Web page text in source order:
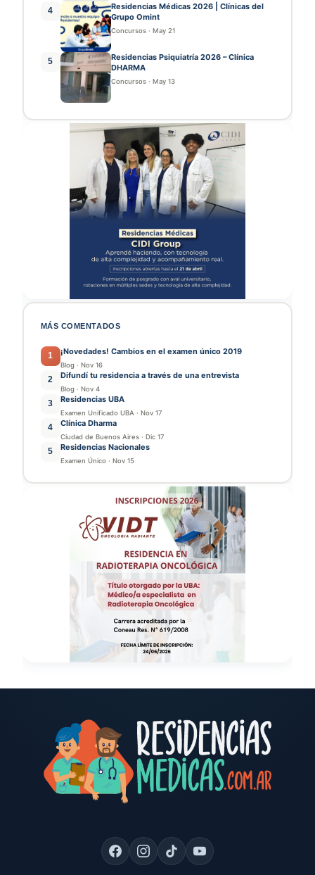
4
Residencias Médicas 2026 | Clínicas del
Grupo Omint
Concursos · May 21
5
Residencias Psiquiatría 2026 – Clínica
DHARMA
Concursos · May 13
MÁS COMENTADOS
1 ¡Novedades! Cambios en el examen único 2019
Blog · Nov 16
2 Difundí tu residencia a través de una entrevista
Blog · Nov 4
3 Residencias UBA
Examen Unificado UBA · Nov 17
4 Clínica Dharma
Ciudad de Buenos Aires · Dic 17
5 Residencias Nacionales
Examen Único · Nov 15